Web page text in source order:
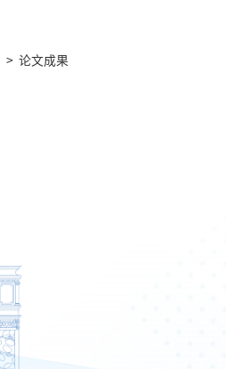
> 论文成果